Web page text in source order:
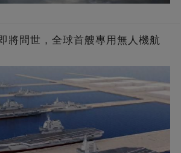
將問世，全球首艘專用無人機航